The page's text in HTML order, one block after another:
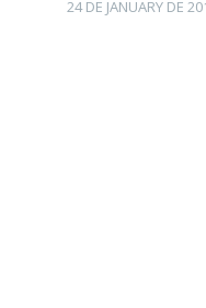
Posted
24 DE JANUARY DE